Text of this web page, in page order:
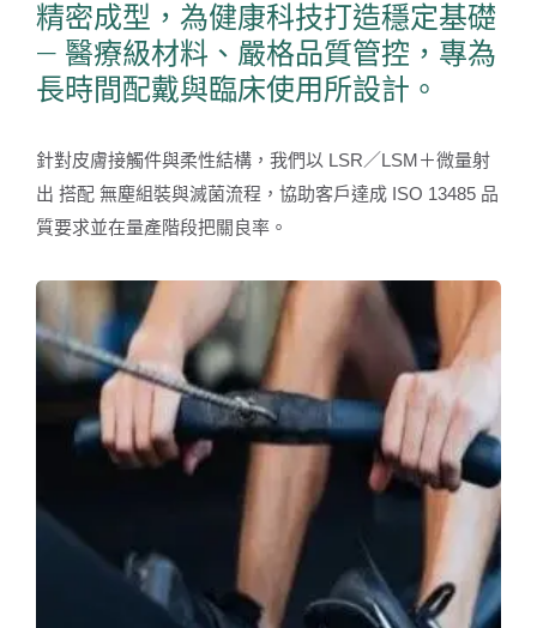
精密成型，為健康科技打造穩定基礎
— 醫療級材料、嚴格品質管控，專為
長時間配戴與臨床使用所設計。
針對皮膚接觸件與柔性結構，我們以 LSR／LSM＋微量射
出 搭配 無塵組裝與滅菌流程，協助客戶達成 ISO 13485 品
質要求並在量產階段把關良率。